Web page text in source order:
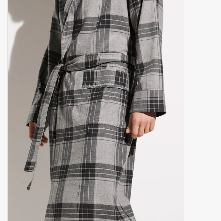
mouchoirs
pull-over
Maison et vêtements de
nuit (MEN)
Sac - Sac
costume
Tissus au mètre
ARTICLES CADEAUX